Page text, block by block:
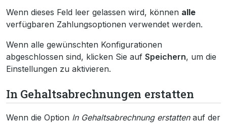
Wenn dieses Feld leer gelassen wird, können alle
verfügbaren Zahlungsoptionen verwendet werden.
Wenn alle gewünschten Konfigurationen
abgeschlossen sind, klicken Sie auf Speichern, um die
Einstellungen zu aktivieren.
In Gehaltsabrechnungen erstatten
Wenn die Option In Gehaltsabrechnung erstattenauf der